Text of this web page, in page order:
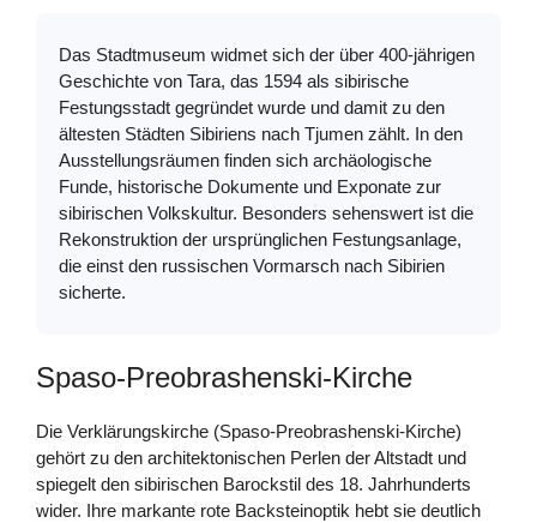
Das Stadtmuseum widmet sich der über 400-jährigen
Geschichte von Tara, das 1594 als sibirische
Festungsstadt gegründet wurde und damit zu den
ältesten Städten Sibiriens nach Tjumen zählt. In den
Ausstellungsräumen finden sich archäologische
Funde, historische Dokumente und Exponate zur
sibirischen Volkskultur. Besonders sehenswert ist die
Rekonstruktion der ursprünglichen Festungsanlage,
die einst den russischen Vormarsch nach Sibirien
sicherte.
Spaso-Preobrashenski-Kirche
Die Verklärungskirche (Spaso-Preobrashenski-Kirche)
gehört zu den architektonischen Perlen der Altstadt und
spiegelt den sibirischen Barockstil des 18. Jahrhunderts
wider. Ihre markante rote Backsteinoptik hebt sie deutlich